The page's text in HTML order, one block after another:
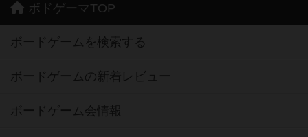
ボドゲーマTOP
ボードゲームを検索する
ボードゲームの新着レビュー
ボードゲーム会情報